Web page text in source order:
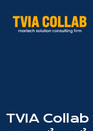
TVIA